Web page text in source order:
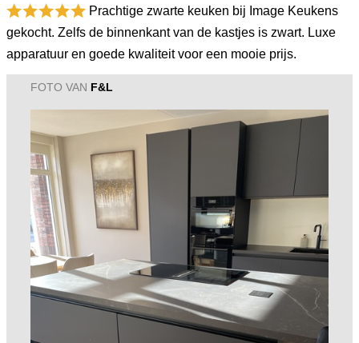
Prachtige zwarte keuken bij Image Keukens
gekocht. Zelfs de binnenkant van de kastjes is zwart. Luxe
apparatuur en goede kwaliteit voor een mooie prijs.
FOTO VAN F&L